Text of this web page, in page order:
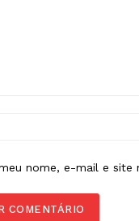
nome, e-mail e site